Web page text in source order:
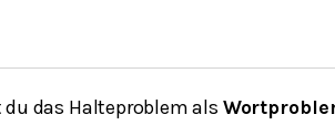
das Halteproblem als